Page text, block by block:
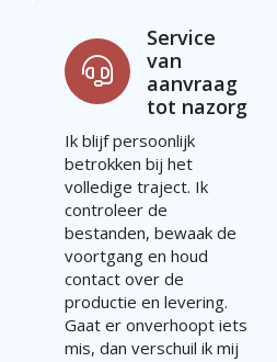
Service
van
aanvraag
tot nazorg
Ik blijf persoonlijk
betrokken bij het
volledige traject. Ik
controleer de
bestanden, bewaak de
voortgang en houd
contact over de
productie en levering.
Gaat er onverhoopt iets
mis, dan verschuil ik mij